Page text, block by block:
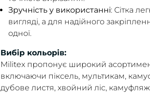
Зручність у використанні: Сітка
вигляді, а для надійного
одної.
Вибір кольорів:
Militex пропонує широкий
включаючи піксель, мультикам,
дубове листя, хвойний ліс,